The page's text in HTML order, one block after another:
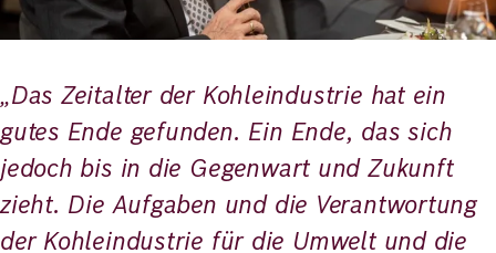
„Das Zeitalter der Kohleindustrie hat ein
gutes Ende gefunden. Ein Ende, das sich
jedoch bis in die Gegenwart und Zukunft
zieht. Die Aufgaben und die Verantwortung
der Kohleindustrie für die Umwelt und die